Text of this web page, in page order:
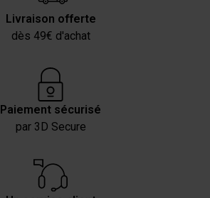
Livraison offerte
dès 49€ d'achat
Paiement sécurisé
par 3D Secure